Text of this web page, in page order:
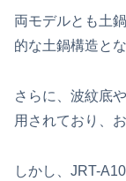
両モデルとも土
的な土鍋構造と
さらに、波紋底
用されており、
しかし、JRT-